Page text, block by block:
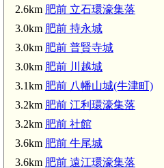
2.6km 肥前 立石環濠集落
3.0km 肥前 持永城
3.0km 肥前 普賢寺城
3.0km 肥前 川越城
3.1km 肥前 八幡山城(牛津町)
3.2km 肥前 江利環濠集落
3.2km 肥前 社館
3.6km 肥前 牛尾城
3.6km 肥前 遠江環濠集落